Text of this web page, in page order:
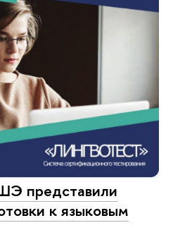
представили
к языковым